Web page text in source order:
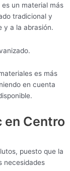
un material más
tradicional y
y a la abrasión.
es más
en cuenta
en Centro
puesto que la
necesidades